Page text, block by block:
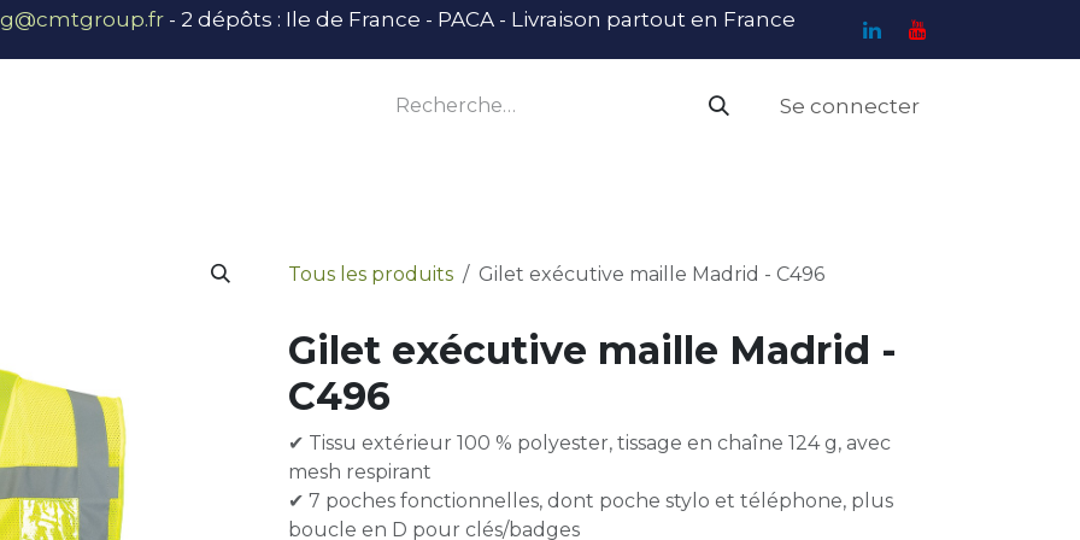
- 2 dépôts : Ile de France - PACA - Livraison partout en France
Se connecter
Tous les produits Gilet exécutive maille Madrid - C496
Gilet exécutive maille Madrid -
C496
✔ Tissu extérieur 100 % polyester, tissage en chaîne 124 g, avec
mesh respirant
✔ 7 poches fonctionnelles, dont poche stylo et téléphone, plus
boucle en D pour clés/badges